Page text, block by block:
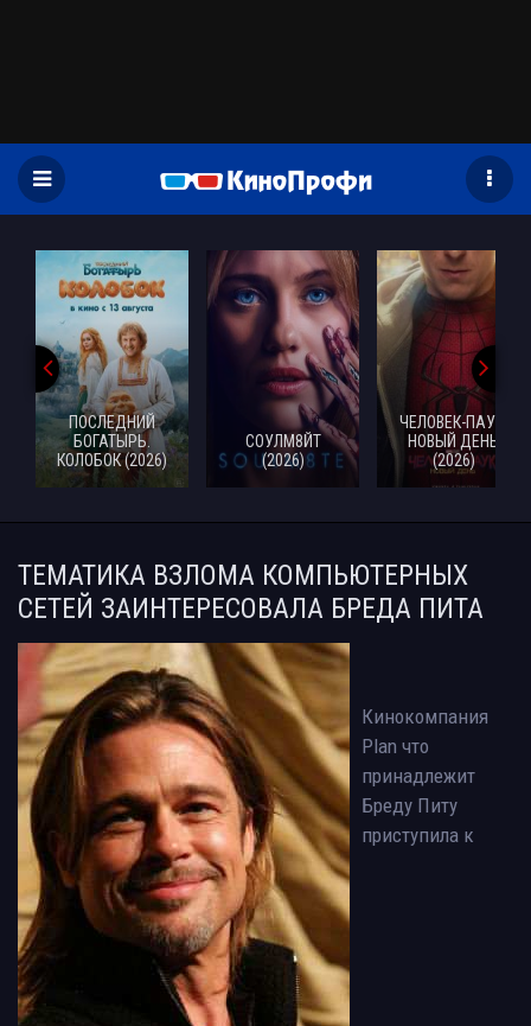
ПОСЛЕДНИЙ
БОГАТЫРЬ.
КОЛОБОК (2026)
СОУЛМ8ЙТ
(2026)
ЧЕЛОВЕК-ПАУК:
НОВЫЙ ДЕНЬ
(2026)
ТЕМАТИКА ВЗЛОМА КОМПЬЮТЕРНЫХ
СЕТЕЙ ЗАИНТЕРЕСОВАЛА БРЕДА ПИТА
Кинокомпания
Plan что
принадлежит
Бреду Питу
приступила к